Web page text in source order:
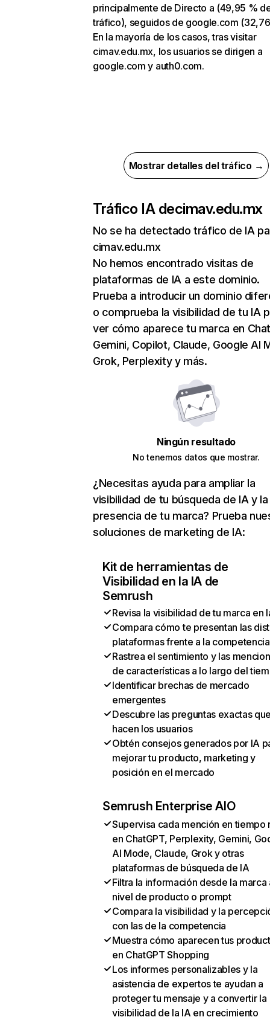
principalmente de Directo a (49,95 %
tráfico), seguidos de google.com
En la mayoría de los casos, tras visitar
cimav.edu.mx, los usuarios se dirigen a
google.com y auth0.com.
Mostrar detalles del tráfico →
Tráfico IA decimav.edu.mx
No se ha detectado tráfico de IA
cimav.edu.mx
No hemos encontrado visitas de
plataformas de IA a este dominio.
Prueba a introducir un dominio
o comprueba la visibilidad de tu IA
ver cómo aparece tu marca en
Gemini, Copilot, Claude, Google AI
Grok, Perplexity y más.
Ningún resultado
No tenemos datos que mostrar.
¿Necesitas ayuda para ampliar la
visibilidad de tu búsqueda de IA y la
presencia de tu marca? Prueba
soluciones de marketing de IA:
Kit de herramientas de
Visibilidad en la IA de
Semrush
Revisa la visibilidad de tu marca en
Compara cómo te presentan las
plataformas frente a la competencia
Rastrea el sentimiento y las
de características a lo largo del
Identificar brechas de mercado
emergentes
Descubre las preguntas exactas
hacen los usuarios
Obtén consejos generados por IA
mejorar tu producto, marketing y
posición en el mercado
Semrush Enterprise AIO
Supervisa cada mención en tiempo
en ChatGPT, Perplexity, Gemini,
AI Mode, Claude, Grok y otras
plataformas de búsqueda de IA
Filtra la información desde la marca
nivel de producto o prompt
Compara la visibilidad y la
con las de la competencia
Muestra cómo aparecen tus
en ChatGPT Shopping
Los informes personalizables y la
asistencia de expertos te ayudan a
proteger tu mensaje y a convertir la
visibilidad de la IA en crecimiento